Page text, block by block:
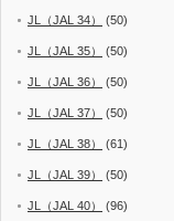
JL（JAL 34） (50)
JL（JAL 35） (50)
JL（JAL 36） (50)
JL（JAL 37） (50)
JL（JAL 38） (61)
JL（JAL 39） (50)
JL（JAL 40） (96)